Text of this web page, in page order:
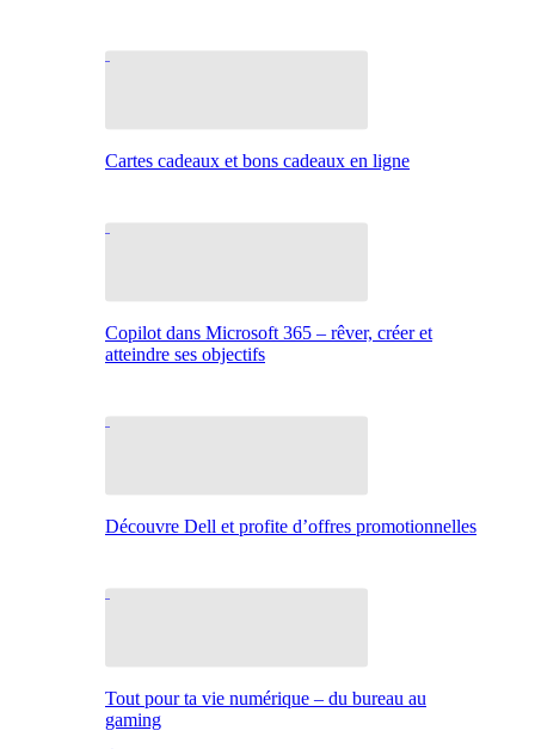
Cartes cadeaux et bons cadeaux en ligne
Copilot dans Microsoft 365 – rêver, créer et
atteindre ses objectifs
Découvre Dell et profite d’offres promotionnelles
Tout pour ta vie numérique – du bureau au
gaming